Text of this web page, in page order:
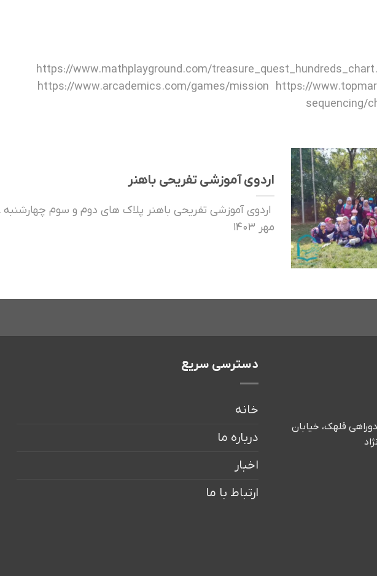
https://www.mathplayground.com/
https://www.arcademics.com/games/mission https://
sequencing/
اردوی آموزشی تفریحی باهنر
مهر ۱۴۰۳
دوراهی قلهک، خیابان
دسترسی سریع
خانه
درباره ما
اخبار
ارتباط با ما